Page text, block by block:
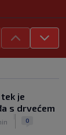
‘Ne
biti
‘O
je
s drvećem
0